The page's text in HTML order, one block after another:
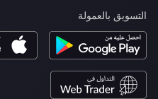
التسويق بالعمولة